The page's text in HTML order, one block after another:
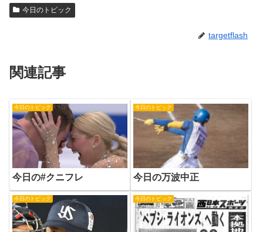
今日のトピック
targetflash
関連記事
今日のトピック
今日の#クニフレ
今日のトピック
今日の万波中正
今日のトピック 今日のトピック